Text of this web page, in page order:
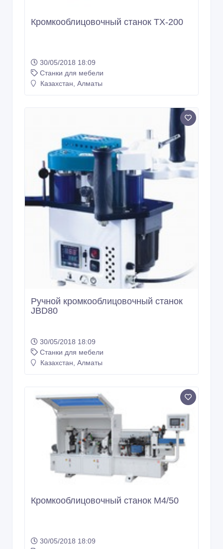
Кромкооблицовочный станок TX-200
30/05/2018 18:09
Станки для мебели
Казахстан, Алматы
Ручной кромкооблицовочный станок
JBD80
30/05/2018 18:09
Станки для мебели
Казахстан, Алматы
Кромкооблицовочный станок M4/50
30/05/2018 18:09